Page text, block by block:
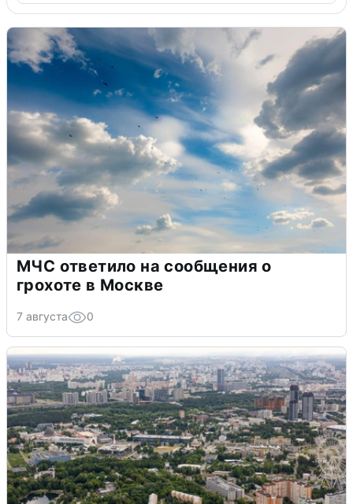
МЧС ответило на сообщения о
грохоте в Москве
7 августа 0